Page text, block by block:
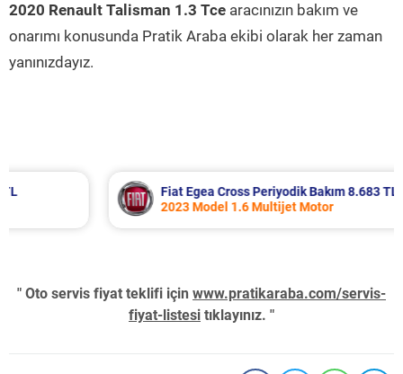
2020 Renault Talisman 1.3 Tce aracınızın bakım ve
onarımı konusunda Pratik Araba ekibi olarak her zaman
yanınızdayız.
Fiat Egea Cross Periyodik Bakım 8.683 TL
2023 Model 1.6 Multijet Motor
" Oto servis fiyat teklifi için www.pratikaraba.com/servis-
fiyat-listesi tıklayınız. "